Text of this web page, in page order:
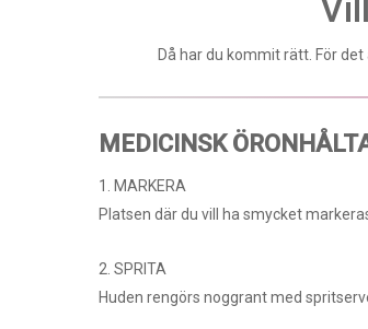
Då har du kommit rätt. För
MEDICINSK
1. MARKERA
Platsen där du vill ha smycket
2. SPRITA
Huden rengörs noggrant med